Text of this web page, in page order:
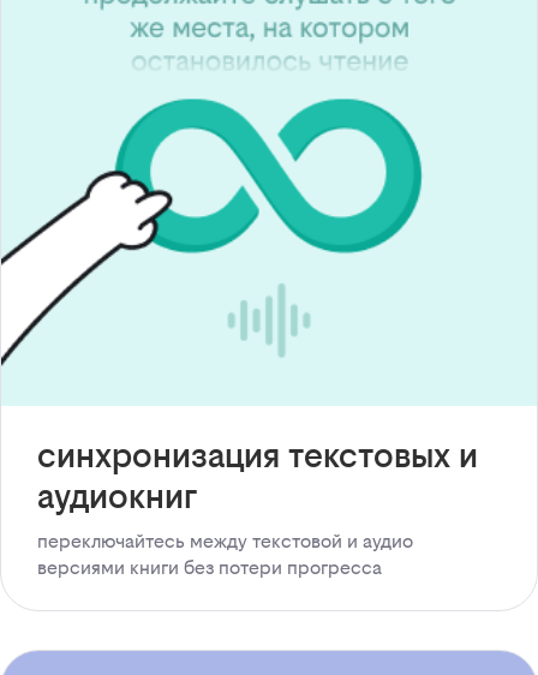
синхронизация текстовых и
аудиокниг
переключайтесь между текстовой и аудио
версиями книги без потери прогресса